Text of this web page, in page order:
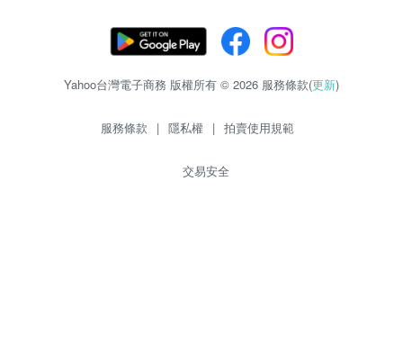
Yahoo台灣電子商務 版權所有 © 2026 服務條款(更新)
服務條款 | 隱私權 | 拍賣使用規範
交易安全